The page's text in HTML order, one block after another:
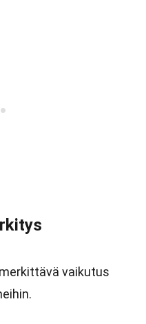
vaikutus